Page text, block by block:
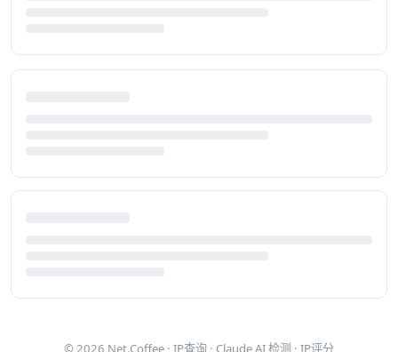
© 2026 Net.Coffee · IP查询 · Claude AI 检测 · IP评分